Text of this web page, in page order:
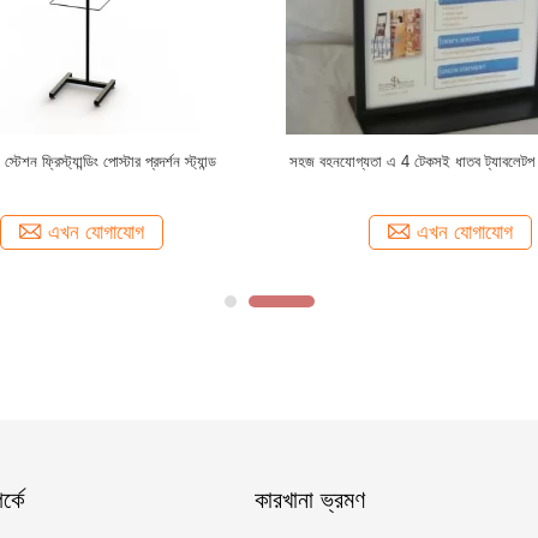
অ্যাডভারটাইজিং পোস্টার ফ্রেম ইয়ার্ডের জন্য
এখন যোগাযোগ
আউটডোর স্টিল ডাবল সাইড বিজ্ঞাপন সাইন পতাকা
এখন যোগাযোগ
কারখানা ভ্রমণ